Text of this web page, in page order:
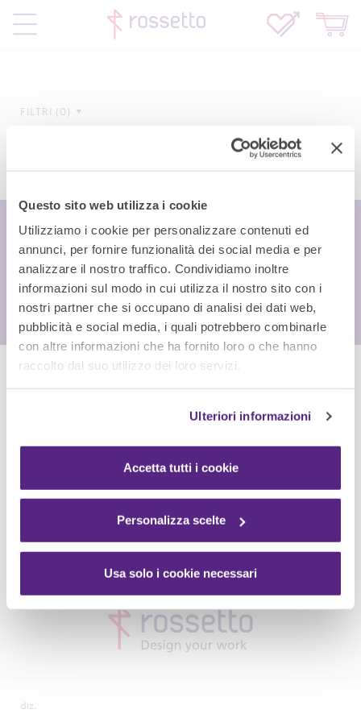
Questo sito web utilizza i cookie
Utilizziamo i cookie per personalizzare contenuti ed
annunci, per fornire funzionalità dei social media e per
analizzare il nostro traffico. Condividiamo inoltre
informazioni sul modo in cui utilizza il nostro sito con i
nostri partner che si occupano di analisi dei dati web,
pubblicità e social media, i quali potrebbero combinarle
con altre informazioni che ha fornito loro o che hanno
raccolto dal suo utilizzo dei loro servizi.
Ulteriori informazioni
Accetta tutti i cookie
Personalizza scelte
Usa solo i cookie necessari
FILTRI 0
diz.